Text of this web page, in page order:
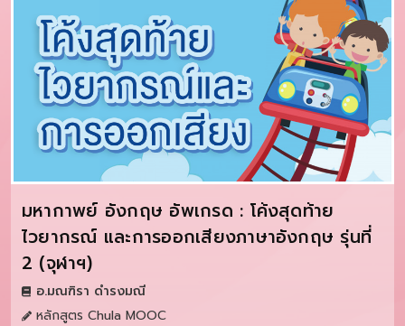
มหากาพย์ อังกฤษ อัพเกรด : โค้งสุดท้าย
ไวยากรณ์ และการออกเสียงภาษาอังกฤษ รุ่นที่
2 (จุฬาฯ)
อ.มณฑิรา ดำรงมณี
หลักสูตร Chula MOOC